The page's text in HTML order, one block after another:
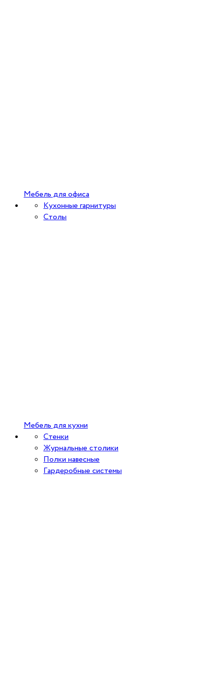
Мебель для офиса
Кухонные гарнитуры
Столы
Мебель для кухни
Стенки
Журнальные столики
Полки навесные
Гардеробные системы